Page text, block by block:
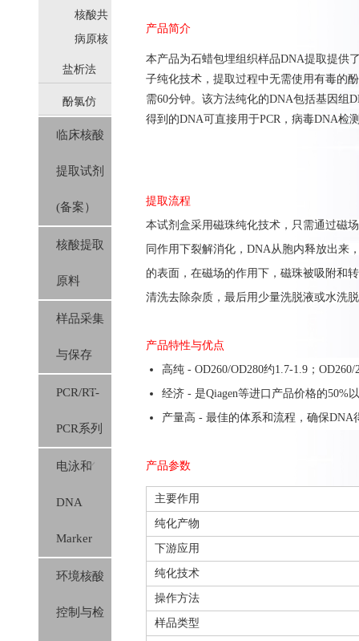
取
核酸共
提取
病原核
酸提取
盐析法
(SolPure)
酚氯仿
(Trizol系
列）
临床核酸
提取试剂
(备案）
核酸提取
原料
样品采集
与保存
PCR/RT-
PCR系列
电泳和
DNA
Marker
环境核酸
控制与检
产品简介
本产品为石蜡包埋组织样品DNA提取提供
子纯化技术，提取过程中无需使用有毒的
需60分钟。该方法纯化的DNA包括基因组
得到的DNA可直接用于PCR，病毒DNA检
提取流程
本试剂盒采用磁珠纯化技术，只需通过磁
同作用下裂解消化， DNA从胞内释放出来
的表面，在磁场的作用下，磁珠被吸附和
清洗去除杂质 ， 最后用少量洗脱液或水洗脱
产品特性与优点
高纯 - OD260/OD280约1.7-1.9；OD260/
经济 - 是Qiagen等进口产品价格的50%
产量高 - 最佳的体系和流程，确保DNA
产品参数
主要作用
纯化产物
下游应用
纯化技术
操作方法
样品类型